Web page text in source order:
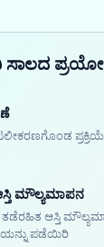
ಮೌಲ್ಯಮಾಪನ
ತಡೆರಹಿತ ಆಸ್ತಿ
ಪಡೆಯಿರಿ